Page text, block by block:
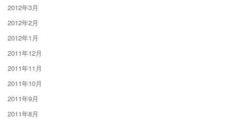
2012年3月
2012年2月
2012年1月
2011年12月
2011年11月
2011年10月
2011年9月
2011年8月